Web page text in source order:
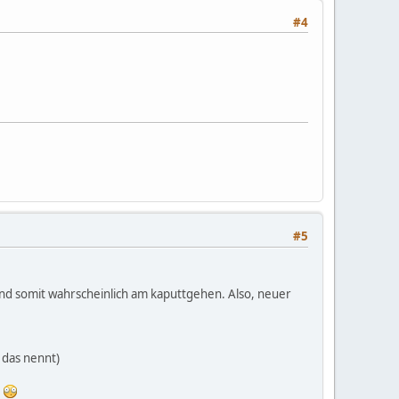
#4
#5
somit wahrscheinlich am kaputtgehen. Also, neuer
nennt)